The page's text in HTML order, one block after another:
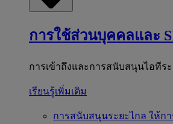
การใช้ส่วนบุคคลและ
การเข้าถึงและการสนับสนุนไอทีร
เรียนรู้เพิ่มเติม
การสนับสนุนระยะไกล ให้ก